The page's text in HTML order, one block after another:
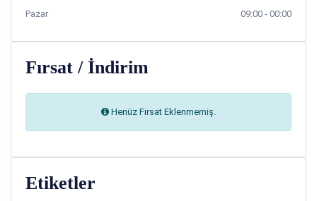
Pazar 09:00 - 00:00
Fırsat / İndirim
Henüz Fırsat Eklenmemiş.
Etiketler